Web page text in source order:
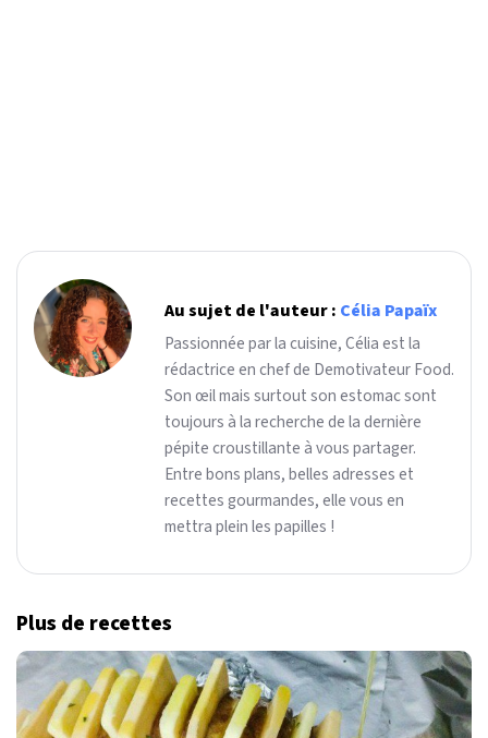
Au sujet de l'auteur : Célia Papaïx
Passionnée par la cuisine, Célia est la
rédactrice en chef de Demotivateur Food.
Son œil mais surtout son estomac sont
toujours à la recherche de la dernière
pépite croustillante à vous partager.
Entre bons plans, belles adresses et
recettes gourmandes, elle vous en
mettra plein les papilles !
Plus de recettes